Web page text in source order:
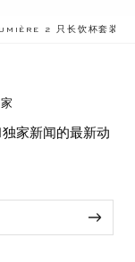
2 只长饮杯套装
家新闻的最新动